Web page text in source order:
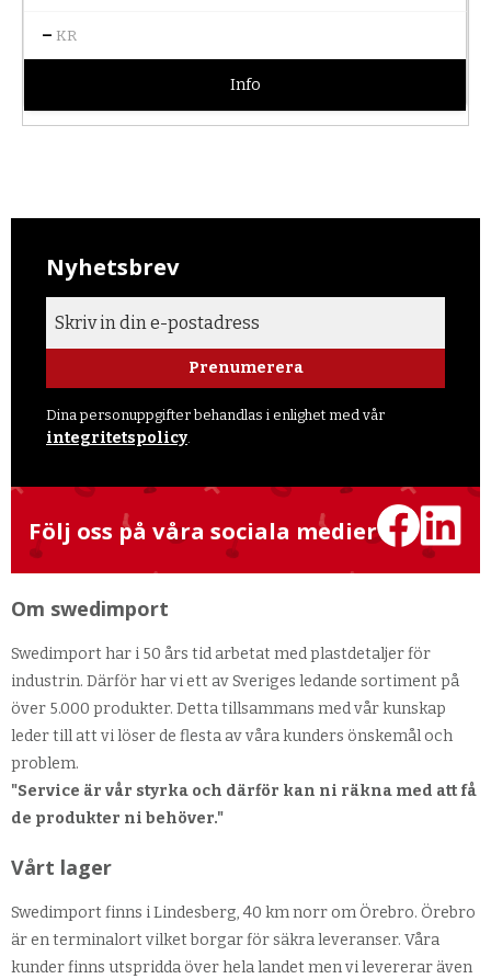
– KR
Info
Nyhetsbrev
Prenumerera
Dina personuppgifter behandlas i enlighet med vår
integritetspolicy.
Följ oss på våra sociala medier
Om swedimport
Swedimport har i 50 års tid arbetat med plastdetaljer för
industrin. Därför har vi ett av Sveriges ledande sortiment på
över 5.000 produkter. Detta tillsammans med vår kunskap
leder till att vi löser de flesta av våra kunders önskemål och
problem.
"Service är vår styrka och därför kan ni räkna med att få
de produkter ni behöver."
Vårt lager
Swedimport finns i Lindesberg, 40 km norr om Örebro. Örebro
är en terminalort vilket borgar för säkra leveranser. Våra
kunder finns utspridda över hela landet men vi levererar även